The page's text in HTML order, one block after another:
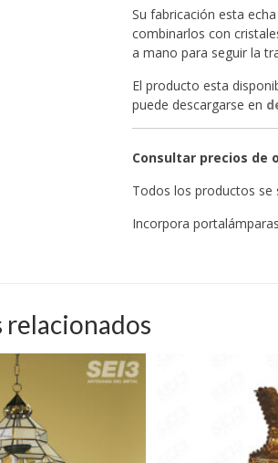
Su fabricación esta
combinarlos con
a mano para seguir la
El producto esta
puede descargarse en
Consultar precios de
Todos los productos se
Incorpora